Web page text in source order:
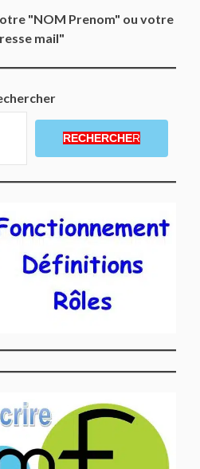
"NOM Prenom" ou votre
mail"
RECHERCHER